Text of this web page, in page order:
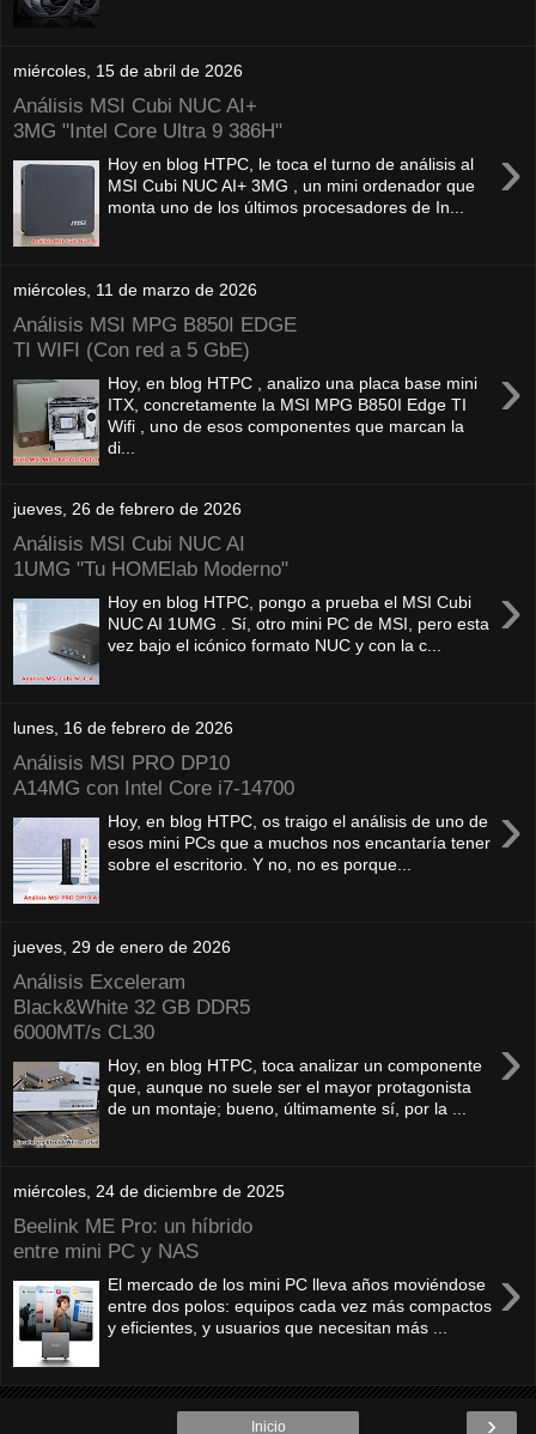
miércoles, 15 de abril de 2026
Análisis MSI Cubi NUC AI+
3MG "Intel Core Ultra 9 386H"
›
Hoy en blog HTPC, le toca el turno de análisis al
MSI Cubi NUC AI+ 3MG , un mini ordenador que
monta uno de los últimos procesadores de In...
miércoles, 11 de marzo de 2026
Análisis MSI MPG B850I EDGE
TI WIFI (Con red a 5 GbE)
›
Hoy, en blog HTPC , analizo una placa base mini
ITX, concretamente la MSI MPG B850I Edge TI
Wifi , uno de esos componentes que marcan la
di...
jueves, 26 de febrero de 2026
Análisis MSI Cubi NUC AI
1UMG "Tu HOMElab Moderno"
›
Hoy en blog HTPC, pongo a prueba el MSI Cubi
NUC AI 1UMG . Sí, otro mini PC de MSI, pero esta
vez bajo el icónico formato NUC y con la c...
lunes, 16 de febrero de 2026
Análisis MSI PRO DP10
A14MG con Intel Core i7-14700
›
Hoy, en blog HTPC, os traigo el análisis de uno de
esos mini PCs que a muchos nos encantaría tener
sobre el escritorio. Y no, no es porque...
jueves, 29 de enero de 2026
Análisis Exceleram
Black&White 32 GB DDR5
6000MT/s CL30
›
Hoy, en blog HTPC, toca analizar un componente
que, aunque no suele ser el mayor protagonista
de un montaje; bueno, últimamente sí, por la ...
miércoles, 24 de diciembre de 2025
Beelink ME Pro: un híbrido
entre mini PC y NAS
›
El mercado de los mini PC lleva años moviéndose
entre dos polos: equipos cada vez más compactos
y eficientes, y usuarios que necesitan más ...
›
Inicio